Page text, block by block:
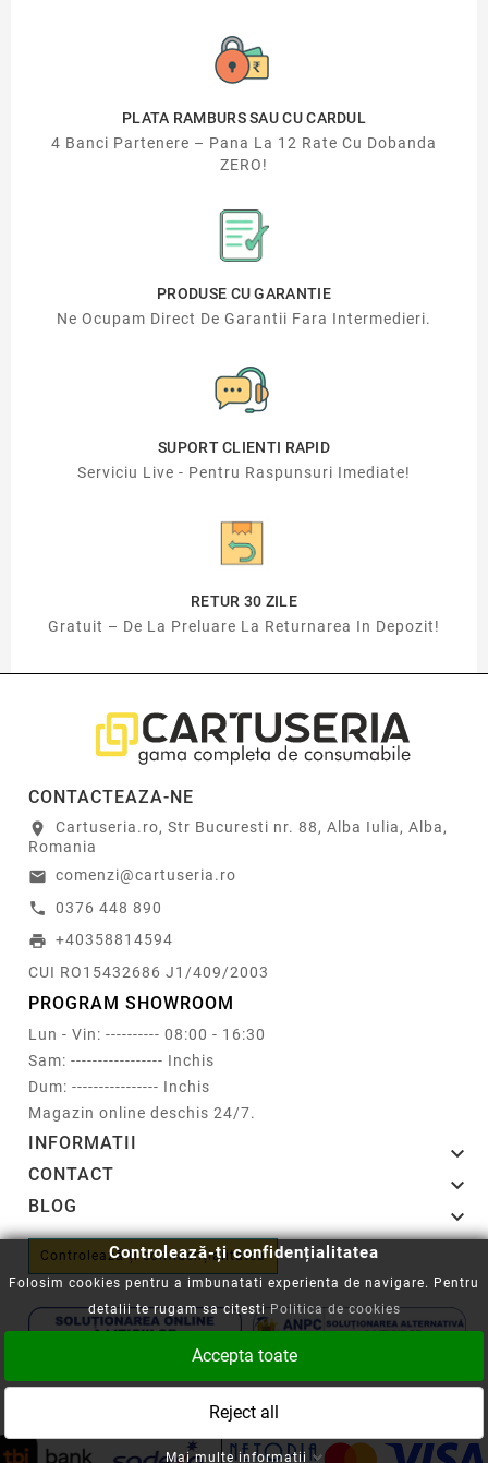
PLATA RAMBURS SAU CU CARDUL
4 Banci Partenere – Pana La 12 Rate Cu Dobanda
ZERO!
PRODUSE CU GARANTIE
Ne Ocupam Direct De Garantii Fara Intermedieri.
SUPORT CLIENTI RAPID
Serviciu Live - Pentru Raspunsuri Imediate!
RETUR 30 ZILE
Gratuit – De La Preluare La Returnarea In Depozit!
CONTACTEAZA-NE
location_on
Cartuseria.ro, Str Bucuresti nr. 88, Alba Iulia, Alba,
Romania
email comenzi@cartuseria.ro
call 0376 448 890
print +40358814594
CUI RO15432686 J1/409/2003
PROGRAM SHOWROOM
Lun - Vin: ---------- 08:00 - 16:30
Sam: ----------------- Inchis
Dum: ---------------- Inchis
Magazin online deschis 24/7.
INFORMATII 
CONTACT 
BLOG 
Controlează-ți confidențialitatea
Copyright © 2008-2026 - Cartuseria.ro
Politica SOL
Controlează-ți confidențialitatea
Folosim cookies pentru a imbunatati experienta de navigare. Pentru
detalii te rugam sa citestiPolitica de cookies
Accepta toate
Reject all
Mai multe informatii